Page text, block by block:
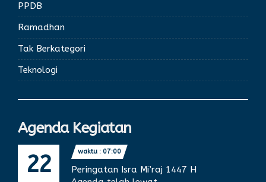
PPDB
Ramadhan
Tak Berkategori
Teknologi
Agenda Kegiatan
22 waktu : 07:00
Peringatan Isra Mi’raj 1447 H